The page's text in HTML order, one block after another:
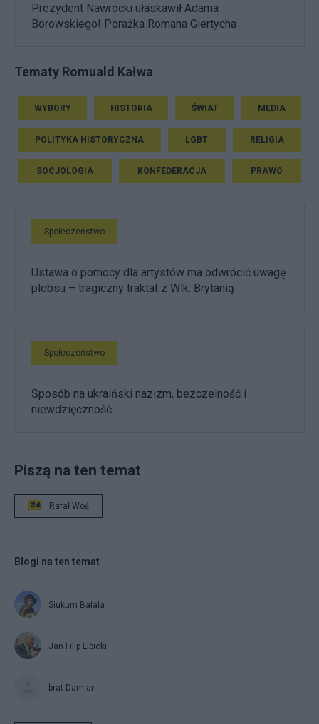
Prezydent Nawrocki ułaskawił Adama
Borowskiego! Porażka Romana Giertycha
Tematy Romuald Kałwa
WYBORY HISTORIA ŚWIAT MEDIA
POLITYKA HISTORYCZNA LGBT RELIGIA
SOCJOLOGIA KONFEDERACJA PRAWO
Społeczeństwo
Ustawa o pomocy dla artystów ma odwrócić uwagę
plebsu – tragiczny traktat z Wlk. Brytanią
Społeczeństwo
Sposób na ukraiński nazizm, bezczelność i
niewdzięczność
Piszą na ten temat
Rafał Woś
Blogi na ten temat
Siukum Balala
Jan Filip Libicki
brat Damian